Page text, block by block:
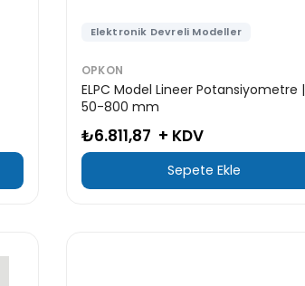
Elektronik Devreli Modeller
OPKON
ELPC Model Lineer Potansiyometre |
50-800 mm
₺6.811,87 + KDV
Sepete Ekle